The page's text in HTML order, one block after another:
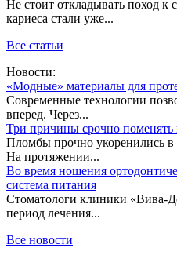
Не стоит откладывать поход к
кариеса стали уже...
Все статьи
Новости:
«Модные» материалы для
Современные технологии
вперед. Через...
Три причины срочно поменять
Пломбы прочно укоренились в
На протяжении...
Во время ношения
система питания
Стоматологи клиники «Вива-
период лечения...
Все новости